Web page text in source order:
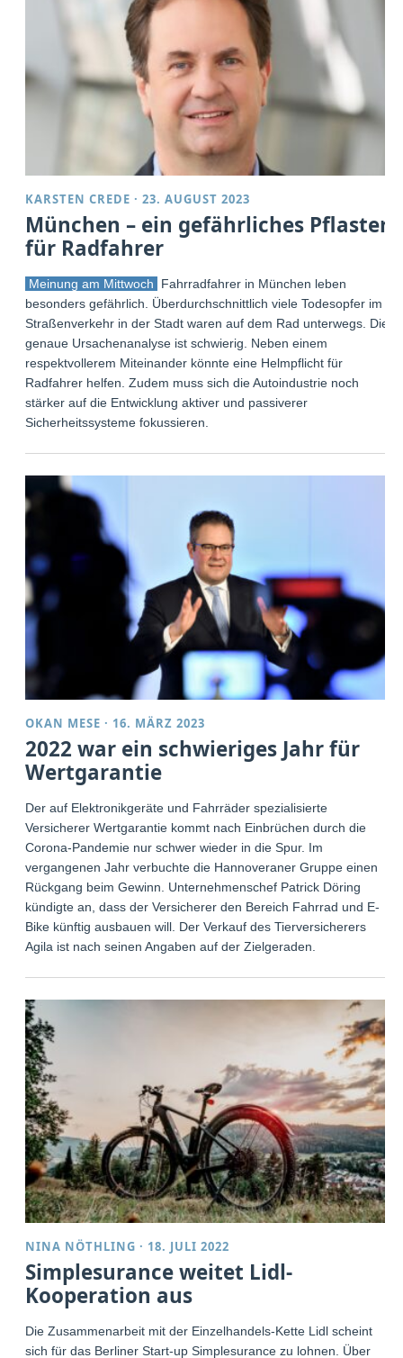
KARSTEN CREDE ·23. AUGUST 2023
München – ein gefährliches Pflaster
für Radfahrer
Meinung am Mittwoch
Fahrradfahrer in München leben
besonders gefährlich. Überdurchschnittlich viele Todesopfer im
Straßenverkehr in der Stadt waren auf dem Rad unterwegs. Die
genaue Ursachenanalyse ist schwierig. Neben einem
respektvollerem Miteinander könnte eine Helmpflicht für
Radfahrer helfen. Zudem muss sich die Autoindustrie noch
stärker auf die Entwicklung aktiver und passiverer
Sicherheitssysteme fokussieren.
OKAN MESE · 16. MÄRZ 2023
2022 war ein schwieriges Jahr für
Wertgarantie
Der auf Elektronikgeräte und Fahrräder spezialisierte
Versicherer Wertgarantie kommt nach Einbrüchen durch die
Corona-Pandemie nur schwer wieder in die Spur. Im
vergangenen Jahr verbuchte die Hannoveraner Gruppe einen
Rückgang beim Gewinn. Unternehmenschef Patrick Döring
kündigte an, dass der Versicherer den Bereich Fahrrad und E-
Bike künftig ausbauen will. Der Verkauf des Tierversicherers
Agila ist nach seinen Angaben auf der Zielgeraden.
NINA NÖTHLING · 18. JULI 2022
Simplesurance weitet Lidl-
Kooperation aus
Die Zusammenarbeit mit der Einzelhandels-Kette Lidl scheint
sich für das Berliner Start-up Simplesurance zu lohnen. Über